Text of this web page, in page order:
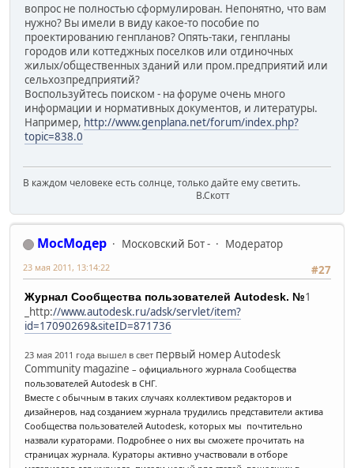
вопрос не полностью сформулирован. Непонятно, что вам
нужно? Вы имели в виду какое-то пособие по
проектированию генпланов? Опять-таки, генпланы
городов или коттеджных поселков или отдиночных
жилых/общественных зданий или пром.предприятий или
сельхозпредприятий?
Воспользуйтесь поиском - на форуме очень много
информации и нормативных документов, и литературы.
Например, http://www.genplana.net/forum/index.php?
topic=838.0
В каждом человеке есть солнце, только дайте ему светить.
В.Скотт
МосМодер Московский Бот -
Модератор
#27
23 мая 2011, 13:14:22
Журнал Сообщества пользователей Autodesk. №1
_http://www.autodesk.ru/adsk/servlet/item?
id=17090269&siteID=871736
23 мая 2011 года вышел в свет первый номер Autodesk
Community magazine – официального журнала Сообщества
пользователей Autodesk в СНГ.
Вместе с обычным в таких случаях коллективом редакторов и
дизайнеров, над созданием журнала трудились представители актива
Сообщества пользователей Autodesk, которых мы почтительно
назвали кураторами. Подробнее о них вы сможете прочитать на
страницах журнала. Кураторы активно участвовали в отборе